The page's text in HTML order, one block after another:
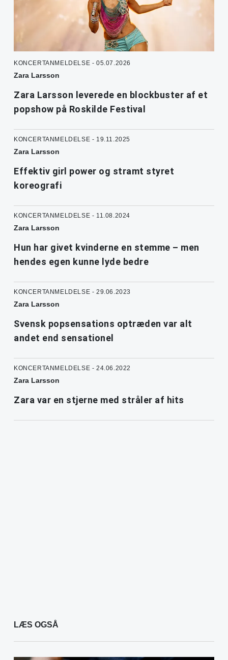
KONCERTANMELDELSE - 05.07.2026
Zara Larsson
Zara Larsson leverede en blockbuster af et
popshow på Roskilde Festival
KONCERTANMELDELSE - 19.11.2025
Zara Larsson
Effektiv girl power og stramt styret
koreografi
KONCERTANMELDELSE - 11.08.2024
Zara Larsson
Hun har givet kvinderne en stemme – men
hendes egen kunne lyde bedre
KONCERTANMELDELSE - 29.06.2023
Zara Larsson
Svensk popsensations optræden var alt
andet end sensationel
KONCERTANMELDELSE - 24.06.2022
Zara Larsson
Zara var en stjerne med stråler af hits
LÆS OGSÅ